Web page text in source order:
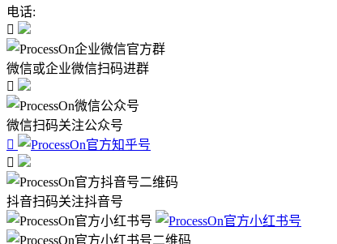
电话:

微信或企业微信扫码进群

微信扫码关注公众号


抖音扫码关注抖音号